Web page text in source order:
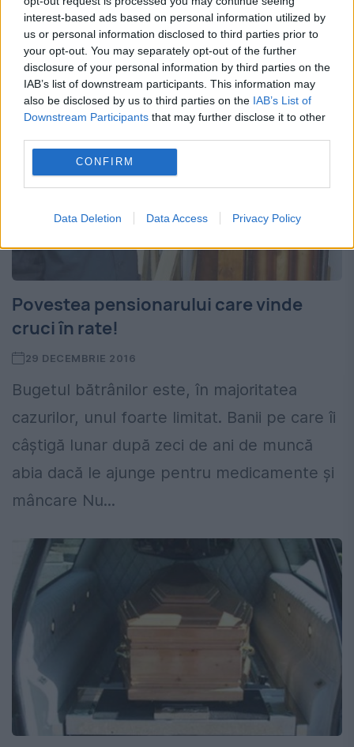
interest-based ads based on personal information utilized by
us or personal information disclosed to third parties prior to
your opt-out. You may separately opt-out of the further
disclosure of your personal information by third parties on the
IAB’s list of downstream participants. This information may
also be disclosed by us to third parties on the IAB’s List of
Downstream Participants that may further disclose it to other
CONFIRM
Data Deletion Data Access Privacy Policy
pentru un irlandez această idee sună foarte
bine, mai ales când vine vorba de a fi...
Povestea pensionarului care vinde
cruci în rate!
29 DECEMBRIE 2016
Bugetul bătrânilor este, în majoritatea
cazurilor, unul foarte limitat. Banii pe care îi
câştigă lunar după zeci de ani de muncă
abia dacă le ajunge pentru medicamente şi
mâncare Nu...